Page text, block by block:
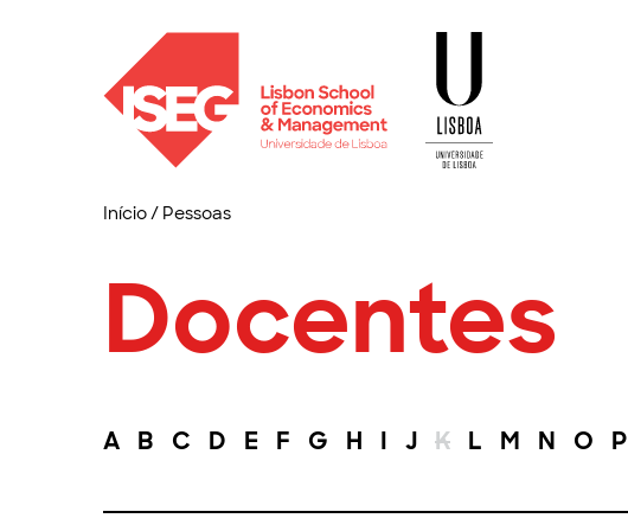
Início/ Pessoas
Docentes
A B C D E F G H I J K L M N O P